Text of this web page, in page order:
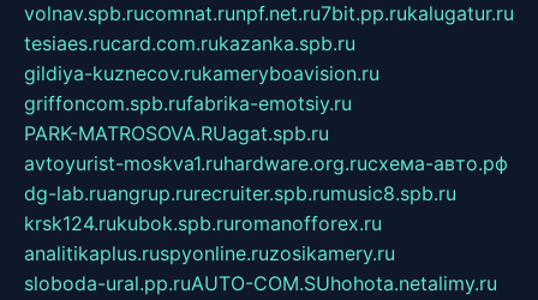
volnav.spb.rucomnat.runpf.net.ru7bit.pp.rukalugatur.ru
tesiaes.rucard.com.rukazanka.spb.ru
gildiya-kuznecov.rukameryboavision.ru
griffoncom.spb.rufabrika-emotsiy.ru
PARK-MATROSOVA.RUagat.spb.ru
avtoyurist-moskva1.ruhardware.org.ruсхема-авто.рф
dg-lab.ruangrup.rurecruiter.spb.rumusic8.spb.ru
krsk124.rukubok.spb.ruromanofforex.ru
analitikaplus.ruspyonline.ruzosikamery.ru
sloboda-ural.pp.ruAUTO-COM.SUhohota.netalimy.ru